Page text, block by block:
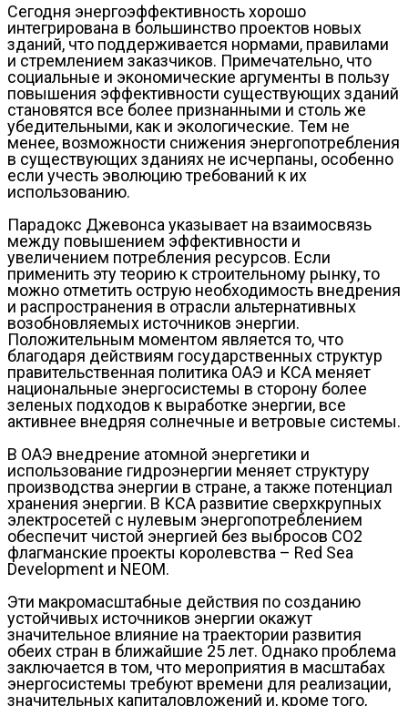
Сегодня энергоэффективность хорошо
интегрирована в большинство проектов новых
зданий, что поддерживается нормами, правилами
и стремлением заказчиков. Примечательно, что
социальные и экономические аргументы в пользу
повышения эффективности существующих зданий
становятся все более признанными и столь же
убедительными, как и экологические. Тем не
менее, возможности снижения энергопотребления
в существующих зданиях не исчерпаны, особенно
если учесть эволюцию требований к их
использованию.
Парадокс Джевонса указывает на взаимосвязь
между повышением эффективности и
увеличением потребления ресурсов. Если
применить эту теорию к строительному рынку, то
можно отметить острую необходимость внедрения
и распространения в отрасли альтернативных
возобновляемых источников энергии.
Положительным моментом является то, что
благодаря действиям государственных структур
правительственная политика ОАЭ и КСА меняет
национальные энергосистемы в сторону более
зеленых подходов к выработке энергии, все
активнее внедряя солнечные и ветровые системы.
В ОАЭ внедрение атомной энергетики и
использование гидроэнергии меняет структуру
производства энергии в стране, а также потенциал
хранения энергии. В КСА развитие сверхкрупных
электросетей с нулевым энергопотреблением
обеспечит чистой энергией без выбросов CO2
флагманские проекты королевства – Red Sea
Development и NEOM.
Эти макромасштабные действия по созданию
устойчивых источников энергии окажут
значительное влияние на траектории развития
обеих стран в ближайшие 25 лет. Однако проблема
заключается в том, что мероприятия в масштабах
энергосистемы требуют времени для реализации,
значительных капиталовложений и, кроме того,